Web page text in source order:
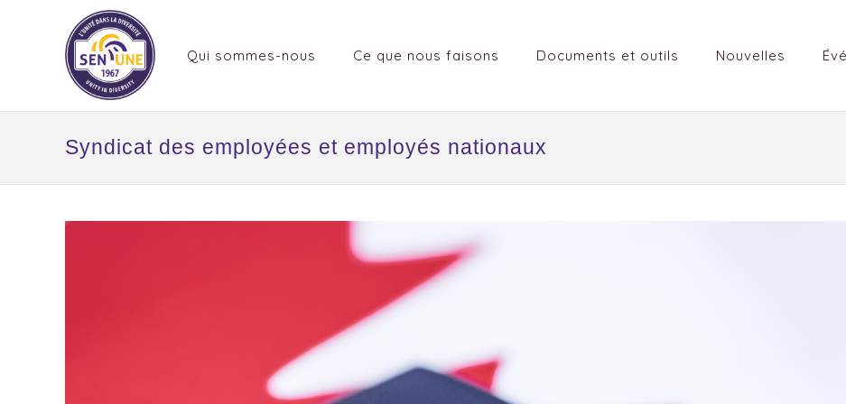
Qui sommes-nous Ce que nous faisons Documents et outils Nouvelles
Syndicat des employées et employés nationaux